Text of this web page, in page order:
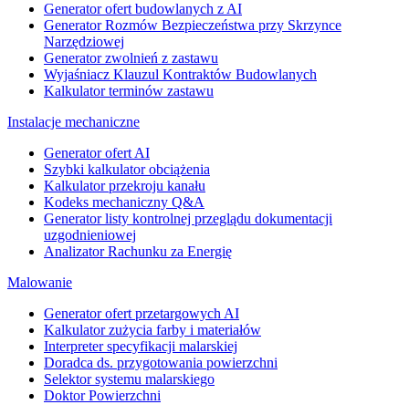
Generator ofert budowlanych z AI
Generator Rozmów Bezpieczeństwa przy Skrzynce
Narzędziowej
Generator zwolnień z zastawu
Wyjaśniacz Klauzul Kontraktów Budowlanych
Kalkulator terminów zastawu
Instalacje mechaniczne
Generator ofert AI
Szybki kalkulator obciążenia
Kalkulator przekroju kanału
Kodeks mechaniczny Q&A
Generator listy kontrolnej przeglądu dokumentacji
uzgodnieniowej
Analizator Rachunku za Energię
Malowanie
Generator ofert przetargowych AI
Kalkulator zużycia farby i materiałów
Interpreter specyfikacji malarskiej
Doradca ds. przygotowania powierzchni
Selektor systemu malarskiego
Doktor Powierzchni